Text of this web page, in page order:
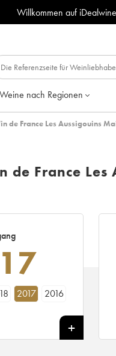
Willkommen auf
Weine nach Regionen
de France Les Aussigouins
de France
2017
2016